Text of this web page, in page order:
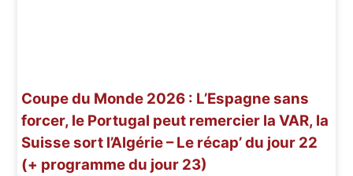
Coupe du Monde 2026 : L’Espagne sans
forcer, le Portugal peut remercier la VAR, la
Suisse sort l’Algérie – Le récap’ du jour 22
(+ programme du jour 23)